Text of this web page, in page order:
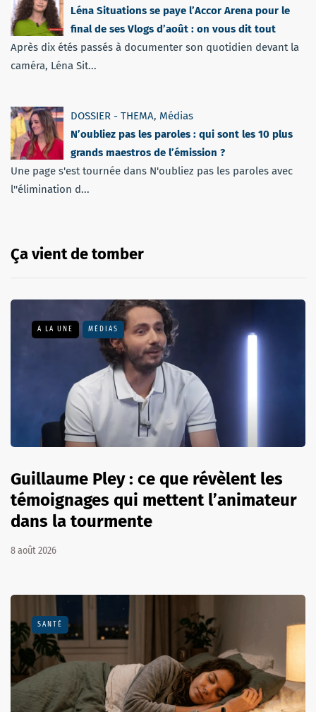
Léna Situations se paye l’Accor Arena pour le
final de ses Vlogs d’août : on vous dit tout
Après dix étés passés à documenter son quotidien devant la
caméra, Léna Sit...
DOSSIER - THEMA, Médias
N’oubliez pas les paroles : qui sont les 10 plus
grands maestros de l’émission ?
Une page s'est tournée dans N'oubliez pas les paroles avec
l''élimination d...
Ça vient de tomber
A LA UNE MÉDIAS
Guillaume Pley : ce que révèlent les
témoignages qui mettent l’animateur
dans la tourmente
8 août 2026
SANTÉ